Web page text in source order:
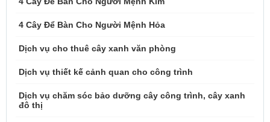
4 Cây Để Bàn Cho Người Mệnh Hỏa
Dịch vụ cho thuê cây xanh văn phòng
Dịch vụ thiết kế cảnh quan cho công trình
Dịch vụ chăm sóc bảo dưỡng cây công trình, cây xanh
đô thị